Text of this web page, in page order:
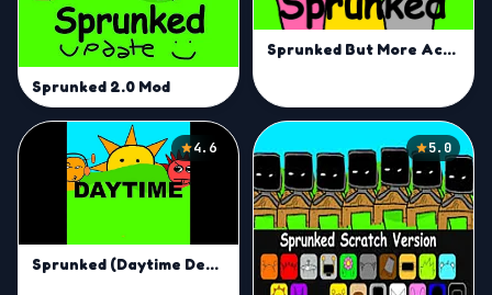
Sprunked 2.0 Mod
Sprunked But More Accurate Mod
4.6
Sprunked (Daytime Demo)
5.0